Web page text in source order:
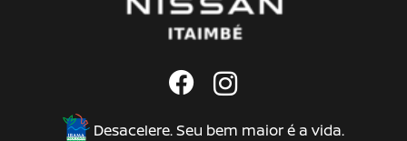
Desacelere. Seu bem maior é a vida.